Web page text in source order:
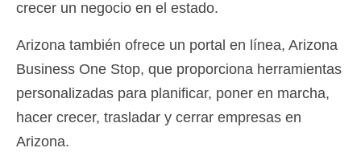
crecer un negocio en el estado.
Arizona también ofrece un portal en línea, Arizona
Business One Stop, que proporciona herramientas
personalizadas para planificar, poner en marcha,
hacer crecer, trasladar y cerrar empresas en
Arizona.